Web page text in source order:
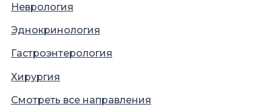
Неврология
Эднокринология
Гастроэнтерология
Хирургия
Смотреть все направления